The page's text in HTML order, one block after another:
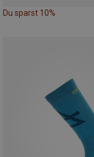
Du sparst 10%